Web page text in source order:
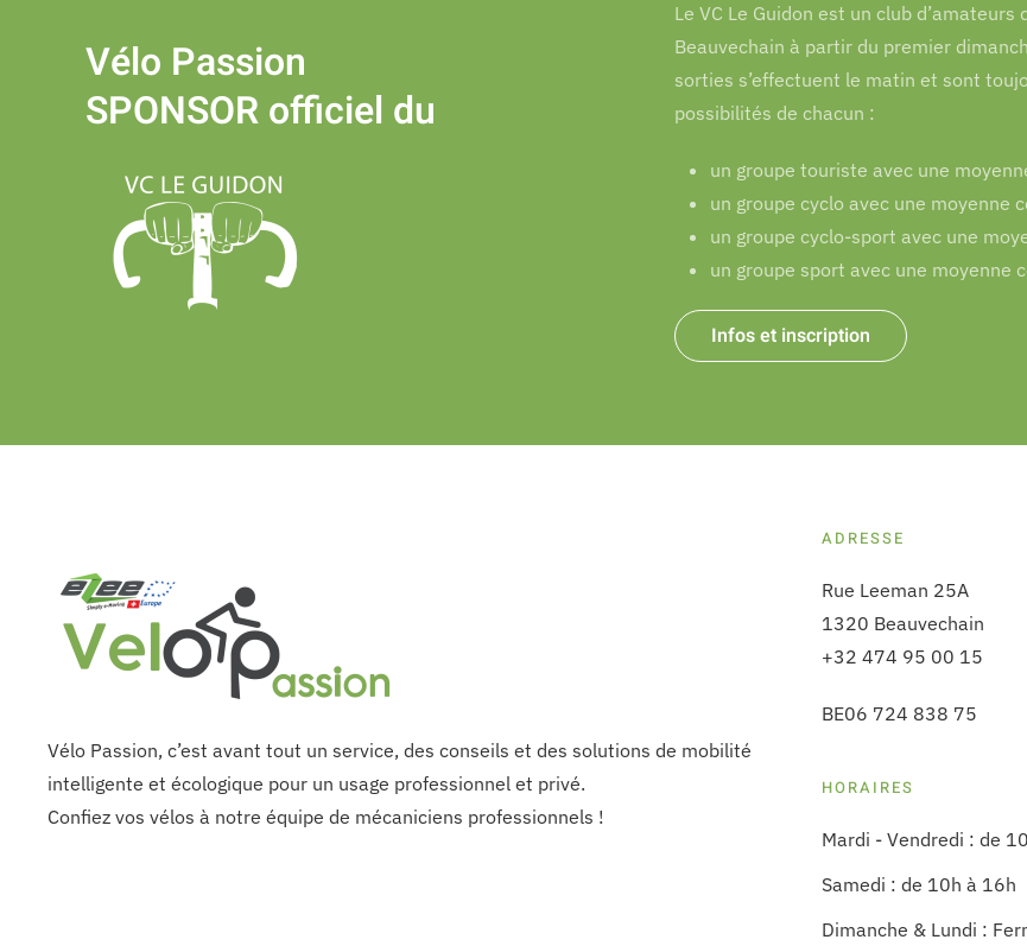
Vélo Passion
SPONSOR officiel du
Le VC Le Guidon est un club
Beauvechain à partir du premier
sorties s’effectuent le matin et sont
possibilités de chacun :
un groupe touriste avec une
un groupe cyclo avec une moyenne
un groupe cyclo-sport avec une
un groupe sport avec une moyenne
Infos et inscription
Vélo Passion, c’est avant tout un service, des conseils et des solutions de mobilité
intelligente et écologique pour un usage professionnel et privé.
Confiez vos vélos à notre équipe de mécaniciens professionnels !
ADRESSE
Rue Leeman 25A
1320 Beauvechain
+32 474 95 00 15
BE06 724 838 75
HORAIRES
Mardi - Vendredi : de
Samedi : de 10h à 16h
Dimanche & Lundi :